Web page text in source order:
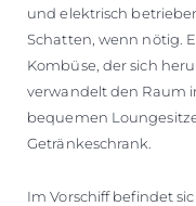
und elektrisch
Schatten, wenn nötig.
Kombüse, der sich
verwandelt den Raum
bequemen
Getränkeschrank.
Im Vorschiff befindet